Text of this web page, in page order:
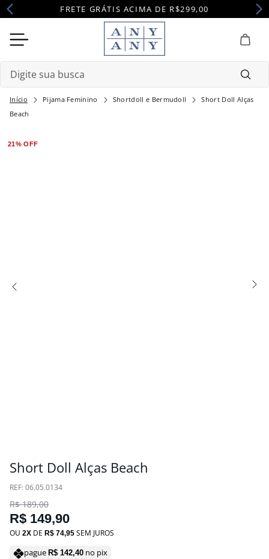
FRETE GRÁTIS ACIMA DE R$299,00
Pijama Feminino Shortdoll e Bermudoll
Short Doll Alças
Beach
21%OFF
Short Doll Alças Beach
: 06.05.0134
R$ 189,00
R$ 149,90
OU 2 DE R$ 74,95 SEM JUROS
pague R$ 142,40 no pix
Termos mais buscados
2º pijama